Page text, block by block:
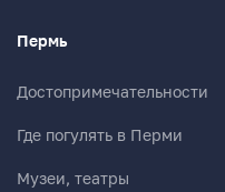
Пермь
Достопримечательности
Где погулять в Перми
Музеи, театры